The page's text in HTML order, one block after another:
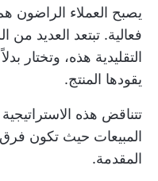
يصبح العملاء الراضون
فعالية. تبتعد العديد
التقليدية هذه، وتختار
يقودها المنتج.
تتناقض هذه الاستراتيجية
المبيعات حيث تكون
المقدمة.